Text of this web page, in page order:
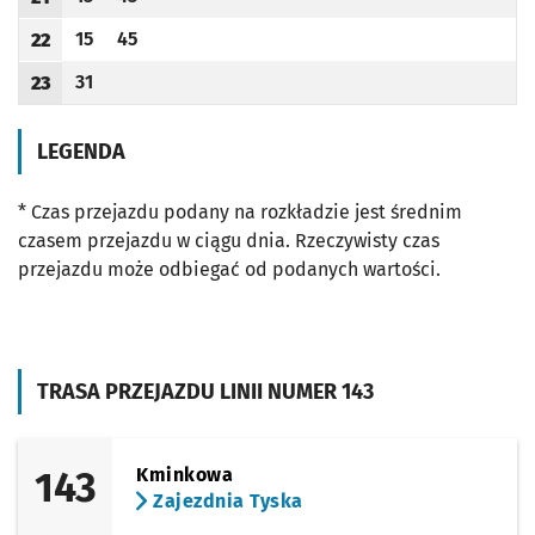
TRASA PRZEJAZDU LINII NUMER 143
143
Kminkowa
Zajezdnia Tyska
Godzina odjazdu
Odjazd
minut po godzinie 21
Odjazd
minut po godzinie 21
Godzina odjazdu
22
Odjazd
15
minut po godzinie 22
Odjazd
45
minut po godzinie 22
Godzina odjazdu
23
Odjazd
31
minut po godzinie 23
LEGENDA
* Czas przejazdu podany na rozkładzie jest średnim
czasem przejazdu w ciągu dnia. Rzeczywisty czas
przejazdu może odbiegać od podanych wartości.